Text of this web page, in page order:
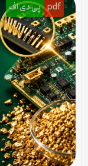
pdf پی دی اف